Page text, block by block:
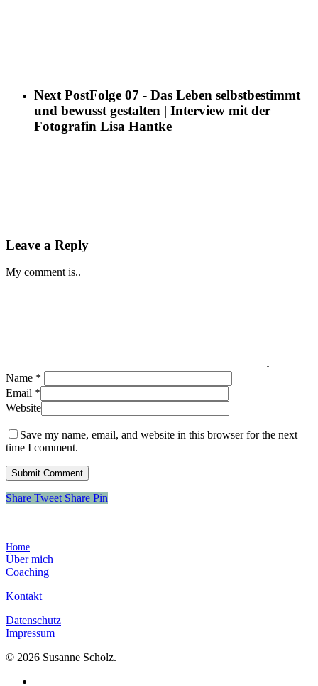
Next PostFolge 07 - Das Leben selbstbestimmt
und bewusst gestalten | Interview mit der
Fotografin Lisa Hantke
Leave a Reply
My comment is..
Name *
Email *
Website
Save my name, email, and website in this browser for the next
time I comment.
Share Tweet Share Pin
Home
Über mich
Coaching
Kontakt
Datenschutz
Impressum
© 2026 Susanne Scholz.